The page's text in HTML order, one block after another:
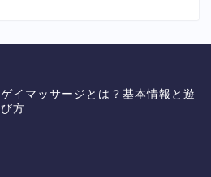
ゲイマッサージとは？基本情報と遊
び方